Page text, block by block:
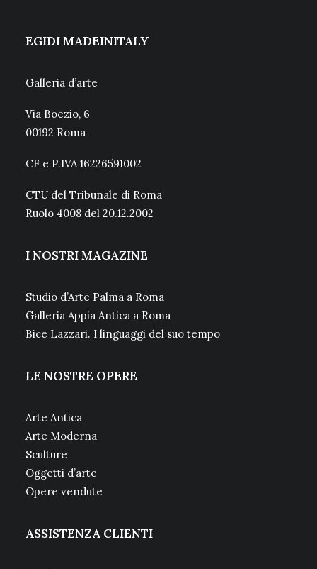
EGIDI MADEINITALY
Galleria d’arte
Via Boezio, 6
00192 Roma
CF e P.IVA 16226591002
CTU del Tribunale di Roma
Ruolo 4008 del 20.12.2002
I NOSTRI MAGAZINE
Studio d’Arte Palma a Roma
Galleria Appia Antica a Roma
Bice Lazzari. I linguaggi del suo tempo
LE NOSTRE OPERE
Arte Antica
Arte Moderna
Sculture
Oggetti d’arte
Opere vendute
ASSISTENZA CLIENTI